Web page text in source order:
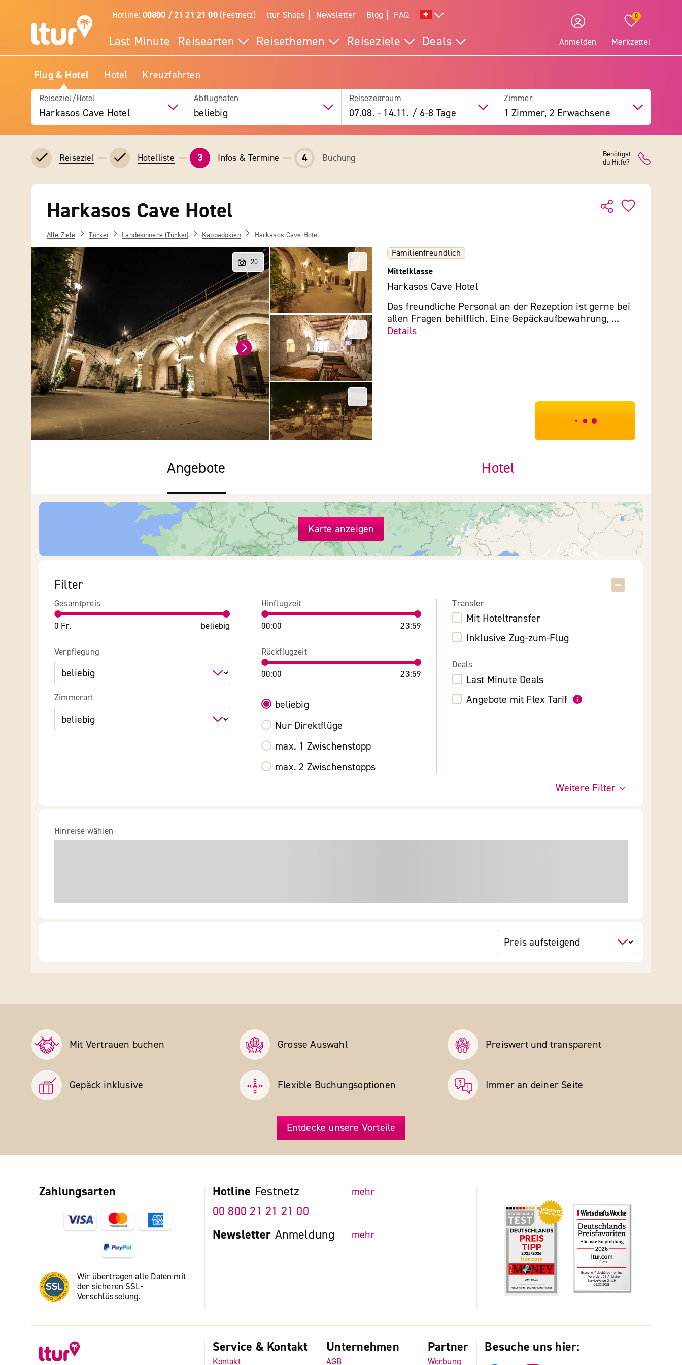
Hotline: 00800 / 21 21 21 00(Festnetz) ltur Shops Newsletter Blog FAQ
Last Minute Reisearten Reisethemen Reiseziele Deals Anmelden
0
Merkzettel
Flug & Hotel Hotel Kreuzfahrten
Reiseziel/Hotel
Harkasos Cave Hotel
Abflughafen
beliebig
Reisezeitraum
07.08. - 14.11. / 6-8 Tage
Zimmer
1 Zimmer, 2 Erwachsene
Reiseziel Hotelliste 3 Infos & Termine 4 Buchung
Benötigst
du Hilfe?
Harkasos Cave Hotel
Alle Ziele Türkei Landesinnere (Türkei) Kappadokien Harkasos Cave Hotel
Familienfreundlich
Mittelklasse
Harkasos Cave Hotel
Das freundliche Personal an der Rezeption ist gerne bei
allen Fragen behilflich. Eine Gepäckaufbewahrung, ...
Details
***************
Angebote Hotel
Karte anzeigen
Filter
Gesamtpreis
0 Fr. beliebig
Verpflegung
Zimmerart
Hinflugzeit
00:00 23:59
Rückflugzeit
00:00 23:59
beliebig
Nur Direktflüge
max. 1 Zwischenstopp
max. 2 Zwischenstopps
Transfer
Mit Hoteltransfer
Inklusive Zug-zum-Flug
Deals
Last Minute Deals
Angebote mit Flex Tarif
Weitere Filter
Hinreise wählen
Mit Vertrauen buchen Grosse Auswahl Preiswert und transparent
Gepäck inklusive Flexible Buchungs­optionen Immer an deiner Seite
Entdecke unsere Vorteile
Zahlungsarten
Wir übertragen alle Daten mit
der sicheren SSL-
Verschlüsselung.
Hotline Festnetz mehr
00 800 21 21 21 00
Newsletter Anmeldung mehr
Service & Kontakt
Kontakt
Unternehmen
AGB
Partner
Werbung
Besuche uns hier: